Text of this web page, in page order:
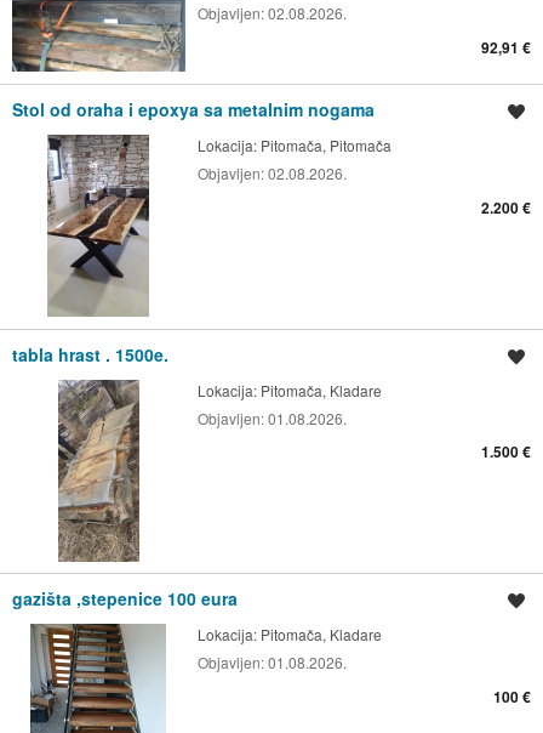
Objavljen:02.08.2026.
92,91 €
Stol od oraha i epoxya sa metalnim nogama
Lokacija: Pitomača, Pitomača
Objavljen:02.08.2026.
2.200 €
tabla hrast . 1500e.
Lokacija: Pitomača, Kladare
Objavljen:01.08.2026.
1.500 €
gazišta ,stepenice 100 eura
Lokacija: Pitomača, Kladare
Objavljen:01.08.2026.
100 €